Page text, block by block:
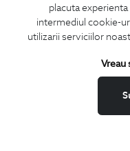
placuta
intermediul cookie-
utilizarii serviciilor
Vreau